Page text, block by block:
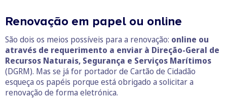
Renovação em papel ou online
São dois os meios possíveis para a renovação: online ou
através de requerimento a enviar à Direção-Geral de
Recursos Naturais, Segurança e Serviços Marítimos
(DGRM). Mas se já for portador de Cartão de Cidadão
esqueça os papéis porque está obrigado a solicitar a
renovação de forma eletrónica.